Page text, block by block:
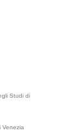
Studi di
Venezia